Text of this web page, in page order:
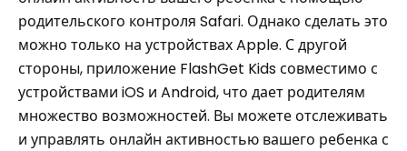
родительского контроля Safari. Однако сделать это
можно только на устройствах Apple. С другой
стороны, приложение FlashGet Kids совместимо с
устройствами iOS и Android, что дает родителям
множество возможностей. Вы можете отслеживать
и управлять онлайн активностью вашего ребенка с